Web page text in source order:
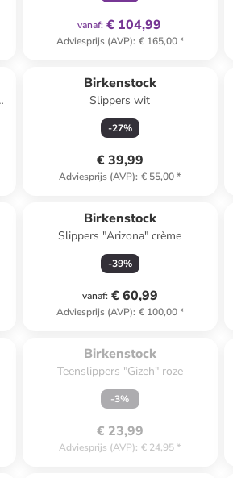
vanaf: € 104,99
Adviesprijs (AVP): € 165,00*
Birkenstock
Slippers wit
-27%
€ 39,99
Adviesprijs (AVP): € 55,00*
Birkenstock
Slippers "Arizona" crème
-39%
vanaf: € 60,99
Adviesprijs (AVP): € 100,00*
uitverkocht.
Birkenstock
Teenslippers "Gizeh" roze
-3%
€ 23,99
Adviesprijs (AVP): € 24,95*